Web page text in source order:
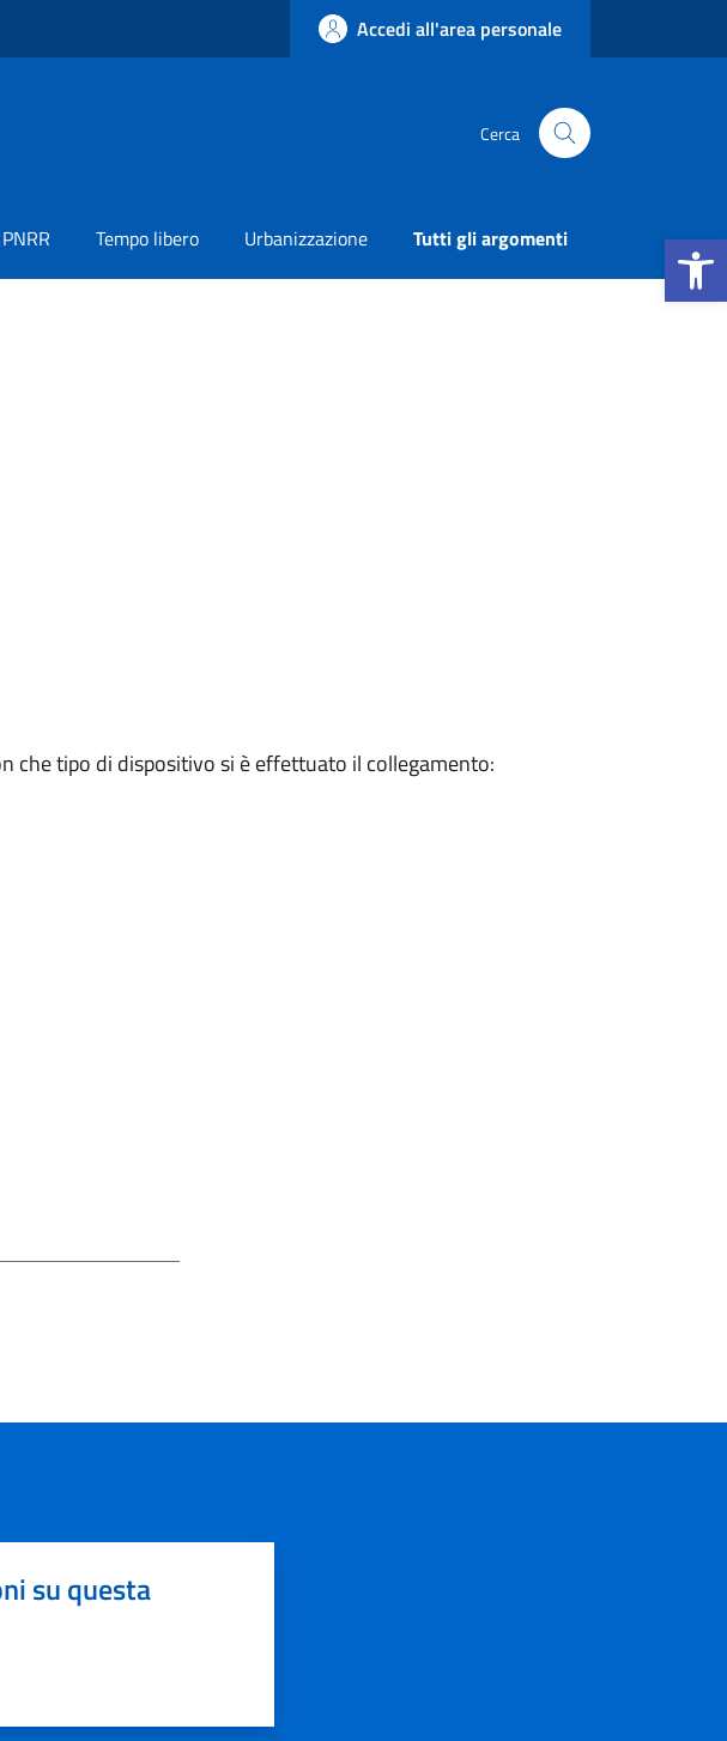
Apri la
Accedi all'area personale
Cerca
PNRR Tempo libero Urbanizzazione Tutti gli argomenti
che tipo di dispositivo si è effettuato il collegamento:
su questa